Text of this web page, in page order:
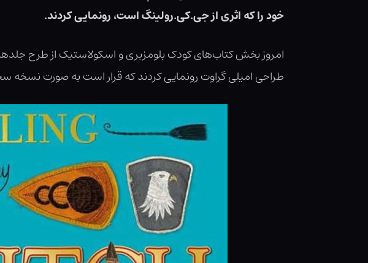
خود را که اثری از جی.کی.رولینگ است، رونمایی کردند.
امروز بخش کتاب‌های کودک بلومزبری و اسکولاستیک از طرح
طراحی امیلی گراوت رونمایی کردند که قرار است به صورت نسخه سخت در ۱۵ مهر ۱۳۹۹